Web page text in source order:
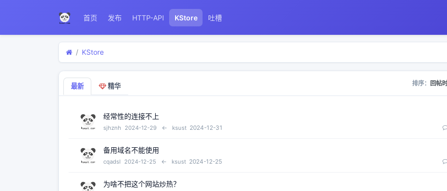
首页 发布 HTTP-API KStore 吐槽
KStore
最新 精华 排序： 回帖
经常性的连接不上
sjhznh 2024-12-29 ← ksust 2024-12-31
备用域名不能使用
cqadsl 2024-12-25 ← ksust 2024-12-25
为啥不把这个网站炒热？